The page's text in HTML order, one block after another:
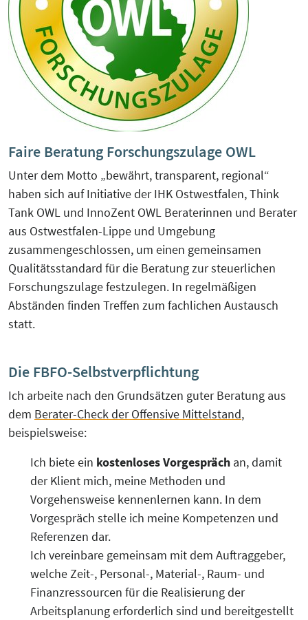
Faire Beratung Forschungszulage OWL
Unter dem Motto „bewährt, transparent, regional“
haben sich auf Initiative der IHK Ostwestfalen, Think
Tank OWL und InnoZent OWL Beraterinnen und Berater
aus Ostwestfalen-Lippe und Umgebung
zusammengeschlossen, um einen gemeinsamen
Qualitätsstandard für die Beratung zur steuerlichen
Forschungszulage festzulegen. In regelmäßigen
Abständen finden Treffen zum fachlichen Austausch
statt.
Die FBFO-Selbstverpflichtung
Ich arbeite nach den Grundsätzen guter Beratung aus
dem Berater-Check der Offensive Mittelstand,
beispielsweise:
Ich biete ein kostenloses Vorgespräch an, damit
der Klient mich, meine Methoden und
Vorgehensweise kennenlernen kann. In dem
Vorgespräch stelle ich meine Kompetenzen und
Referenzen dar.
Ich vereinbare gemeinsam mit dem Auftraggeber,
welche Zeit-, Personal-, Material-, Raum- und
Finanzressourcen für die Realisierung der
Arbeitsplanung erforderlich sind und bereitgestellt
KreisEL
SchuBS® - Schule und Betrieb am
Samstag
5G4Industry (ausgelaufen)
DeSiRe-NG (ausgelaufen)
DualStrat (ausgelaufen)
KoTeBi (ausgelaufen)
progressivKI (ausgelaufen)
Orientierungsgespräch
Kreislaufwirtschaft-Frugale Innovation-
Regeneratives Wirtschaften
Peer Group zur EU Taxonomie
Verordnung mit Unternehmen und
Finanzakteuren aus OWL
Social-Media-Sprechtage
Website-Check OWL